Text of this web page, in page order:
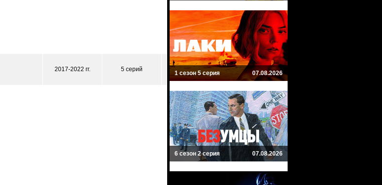
2017-2022 гг. 5 серий
1 сезон 5 серия 07.08.2026
6 сезон 2 серия 07.08.2026